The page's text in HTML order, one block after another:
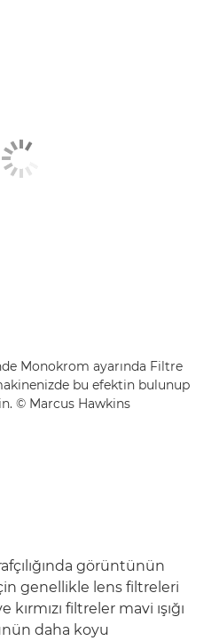
Monokrom ayarında Filtre
bu efektin bulunup
© Marcus Hawkins
görüntünün
genellikle lens filtreleri
kırmızı filtreler mavi ışığı
daha koyu